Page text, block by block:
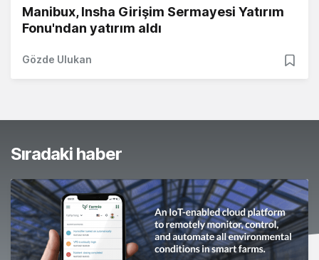
Manibux, Insha Girişim Sermayesi Yatırım
Fonu'ndan yatırım aldı
Gözde Ulukan
Sıradaki haber